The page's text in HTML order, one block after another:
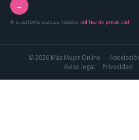
→
Al suscribirte aceptas nuestra política de privacidad.
© 2026 Más Mujer Online —
Aviso legal
Privacidad